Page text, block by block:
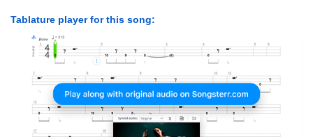
Tablature player for this song: